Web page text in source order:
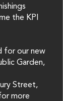
the KPI
for our new
Garden,
Street,
more